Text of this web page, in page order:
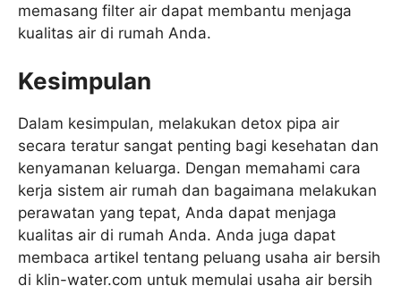
memasang filter air dapat membantu menjaga
kualitas air di rumah Anda.
Kesimpulan
Dalam kesimpulan, melakukan detox pipa air
secara teratur sangat penting bagi kesehatan dan
kenyamanan keluarga. Dengan memahami cara
kerja sistem air rumah dan bagaimana melakukan
perawatan yang tepat, Anda dapat menjaga
kualitas air di rumah Anda. Anda juga dapat
membaca artikel tentang peluang usaha air bersih
di klin-water.com untuk memulai usaha air bersih